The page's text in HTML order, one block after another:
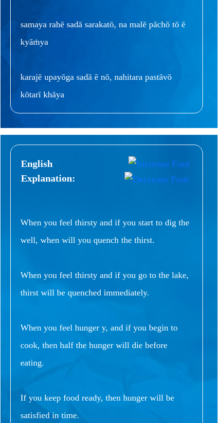
samaya rahē sadā sarakatō, na malē pāchō tō ē
kyāṁya
karajē upayōga sadā ē nō, nahitara pastāvō
kōtarī khāya
English
Explanation:
When you feel thirsty and if you start to dig the
well, when will you quench the thirst.
When you feel thirsty and if you go to the lake,
thirst will be quenched immediately.
When you feel hunger y, and if you begin to
cook, then half the hunger will die before
eating.
If you keep food ready, then hunger will be
satisfied in time.